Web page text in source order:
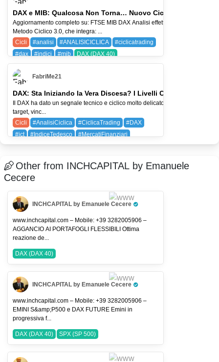
DAX e MIB: Qualcosa Non Torna… Nuovo Ciclo o Trappola?
Aggiornamento completo su: FTSE MIB DAX Analisi effettuata con il
Metodo Ciclico 3.0, che integra: ...
Cicli
#analisi #ANALISICICLICA
#ciclicatrading
#dax
#indici #mib
DAX (DAX 40)
FIB (FTSE MIB)
SQ (BLOCK)
WTI (CRUDE OIL)
FabriMe21
DAX: Sta Iniziando la Vera Discesa? I Livelli Ciclici da
Il DAX ha dato un segnale tecnico e ciclico molto delicato. In questo video
target, vinc...
Cicli
#AnalisiCiclica #CiclicaTrading
#DAX
#ict
#IndiceTedesco
#MercatiFinanziari
#MetodoCiclico3_0
#PriceAction DAX (DAX 40)
Other from INCHCAPITAL by Emanuele
Cecere
INCHCAPITAL by Emanuele Cecere
Pro Trader
www.inchcapital.com – Mobile: +39 3282005906 –
AGGANCIO AI PORTAFOGLI FLESSIBILI Ottima
reazione de...
DAX (DAX 40)
INCHCAPITAL by Emanuele Cecere
Pro Trader
www.inchcapital.com – Mobile: +39 3282005906 –
EMINI S&amp;P500 e DAX FUTURE Emini in
progressiva f...
DAX (DAX 40) SPX (SP 500)